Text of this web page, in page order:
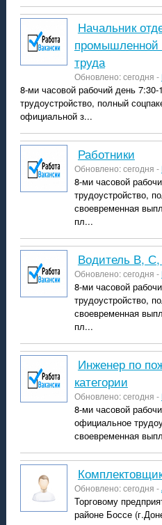
Начальник отдела надёжности
промышленной
труда
Обновлено: сегодня -
8-ми часовой рабочий день
трудоустройство, полный
официальной з...
Работники
Обновлено: сегодня -
8-ми часовой
трудоустройство,
своевременная
пл...
водитель В,
Обновлено: сегодня -
8-ми часовой
трудоустройство,
своевременная
пл...
Инженер по пожарной безопасности I
категории
Обновлено: сегодня -
8-ми часовой
официальное
своевременная
Обновлено: сегодня -
Торговому
районе Боссе